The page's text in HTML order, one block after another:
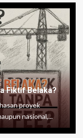
Fiktif Belaka?
proyek
nasional,...